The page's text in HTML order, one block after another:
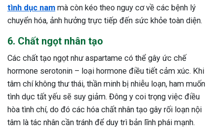
tình dục nam mà còn kéo theo nguy cơ về các bệnh lý
chuyển hóa, ảnh hưởng trực tiếp đến sức khỏe toàn diện.
6. Chất ngọt nhân tạo
Các chất tạo ngọt như aspartame có thể gây ức chế
hormone serotonin – loại hormone điều tiết cảm xúc. Khi
tâm chí không thư thái, thần minh bị nhiễu loạn, ham muốn
tình dục tất yếu sẽ suy giảm. Đông y coi trọng việc điều
hòa tình chí, do đó các hóa chất nhân tạo gây rối loạn nội
tâm là tác nhân cần tránh để duy trì bản lĩnh phái mạnh.